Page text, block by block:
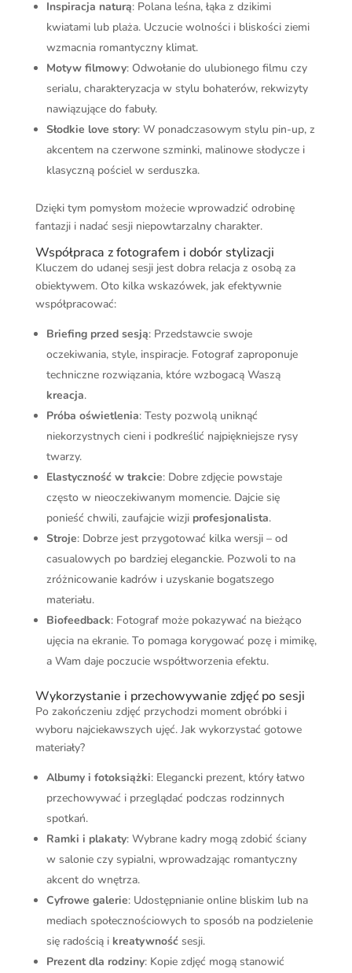
Inspiracja naturą: Polana leśna, łąka z dzikimi
kwiatami lub plaża. Uczucie wolności i bliskości ziemi
wzmacnia romantyczny klimat.
Motyw filmowy: Odwołanie do ulubionego filmu czy
serialu, charakteryzacja w stylu bohaterów, rekwizyty
nawiązujące do fabuły.
Słodkie love story: W ponadczasowym stylu pin-up, z
akcentem na czerwone szminki, malinowe słodycze i
klasyczną pościel w serduszka.
Dzięki tym pomysłom możecie wprowadzić odrobinę
fantazji i nadać sesji niepowtarzalny charakter.
Współpraca z fotografem i dobór stylizacji
Kluczem do udanej sesji jest dobra relacja z osobą za
obiektywem. Oto kilka wskazówek, jak efektywnie
współpracować:
Briefing przed sesją: Przedstawcie swoje
oczekiwania, style, inspiracje. Fotograf zaproponuje
techniczne rozwiązania, które wzbogacą Waszą
kreacja.
Próba oświetlenia: Testy pozwolą uniknąć
niekorzystnych cieni i podkreślić najpiękniejsze rysy
twarzy.
Elastyczność w trakcie: Dobre zdjęcie powstaje
często w nieoczekiwanym momencie. Dajcie się
ponieść chwili, zaufajcie wizji profesjonalista.
Stroje: Dobrze jest przygotować kilka wersji – od
casualowych po bardziej eleganckie. Pozwoli to na
zróżnicowanie kadrów i uzyskanie bogatszego
materiału.
Biofeedback: Fotograf może pokazywać na bieżąco
ujęcia na ekranie. To pomaga korygować pozę i mimikę,
a Wam daje poczucie współtworzenia efektu.
Wykorzystanie i przechowywanie zdjęć po sesji
Po zakończeniu zdjęć przychodzi moment obróbki i
wyboru najciekawszych ujęć. Jak wykorzystać gotowe
materiały?
Albumy i fotoksiążki: Elegancki prezent, który łatwo
przechowywać i przeglądać podczas rodzinnych
spotkań.
Ramki i plakaty: Wybrane kadry mogą zdobić ściany
w salonie czy sypialni, wprowadzając romantyczny
akcent do wnętrza.
Cyfrowe galerie: Udostępnianie online bliskim lub na
mediach społecznościowych to sposób na podzielenie
się radością i kreatywnośćsesji.
Prezent dla rodziny: Kopie zdjęć mogą stanowić